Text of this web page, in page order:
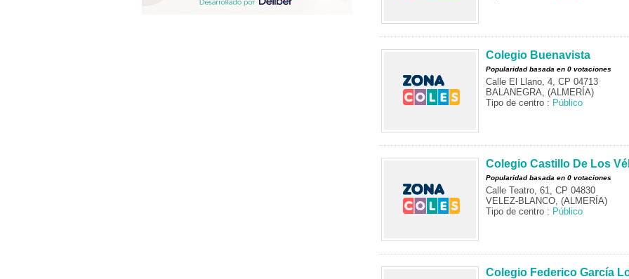
Colegio Buenavista
Popularidad basada en 0 votaciones
Calle El Llano, 4, CP 04713
BALANEGRA, (ALMERÍA)
Tipo de centro : Público
Colegio Castillo De Los
Popularidad basada en 0 votaciones
Calle Teatro, 61, CP 04830
VELEZ-BLANCO, (ALMERÍA)
Tipo de centro : Público
Colegio Federico García